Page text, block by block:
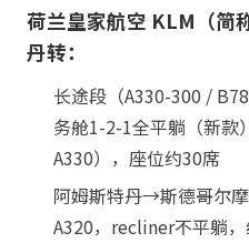
荷兰皇家航空 KLM（简
丹转：
长途段（A330-300 /
务舱1-2-1全平躺（新
A330），座位约30席
阿姆斯特丹→斯德哥尔
A320，recliner不平躺